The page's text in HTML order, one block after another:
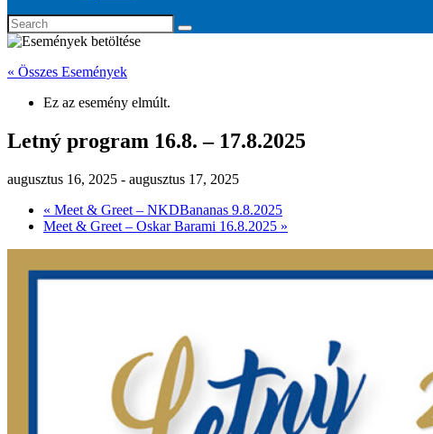
« Összes Események
Ez az esemény elmúlt.
Letný program 16.8. – 17.8.2025
augusztus 16, 2025 - augusztus 17, 2025
« Meet & Greet – NKDBananas 9.8.2025
Meet & Greet – Oskar Barami 16.8.2025 »